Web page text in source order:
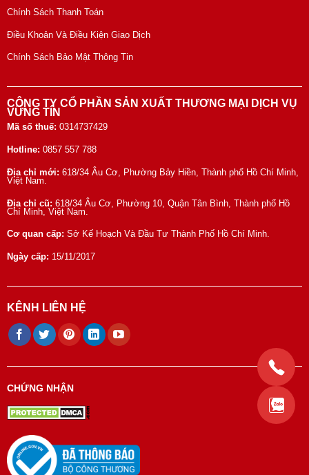
Chính Sách Thanh Toán
Điều Khoản Và Điều Kiện Giao Dịch
Chính Sách Bảo Mật Thông Tin
CÔNG TY CỔ PHẦN SẢN XUẤT THƯƠNG MẠI DỊCH VỤ
VỮNG TÍN
Mã số thuế: 0314737429
Hotline: 0857 557 788
Địa chỉ mới: 618/34 Âu Cơ, Phường Bảy Hiền, Thành phố Hồ Chí Minh,
Việt Nam.
Địa chỉ cũ: 618/34 Âu Cơ, Phường 10, Quận Tân Bình, Thành phố Hồ
Chí Minh, Việt Nam.
Cơ quan cấp: Sở Kế Hoạch Và Đầu Tư Thành Phố Hồ Chí Minh.
Ngày cấp: 15/11/2017
KÊNH LIÊN HỆ
CHỨNG NHẬN